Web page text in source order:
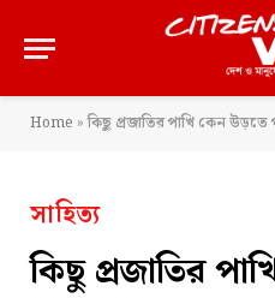
Home »কিছু প্রজাতির পাখি কেন উড়তে
সাহিত্য
কিছু প্রজাতির